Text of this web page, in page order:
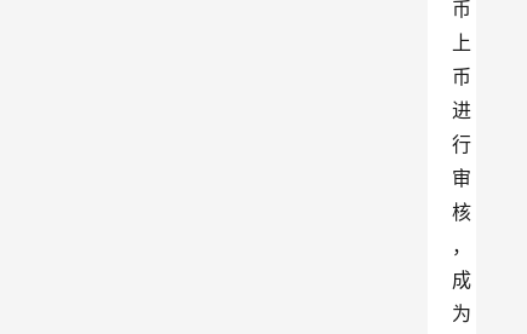
币
上
币
进
行
审
核
，
成
为